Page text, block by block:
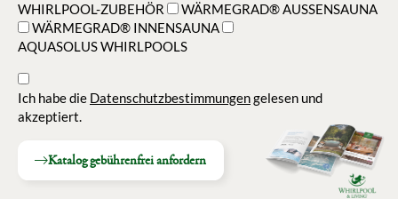
WHIRLPOOL-ZUBEHÖR
WÄRMEGRAD® AUSSENSAUNA
WÄRMEGRAD® INNENSAUNA
AQUASOLUS WHIRLPOOLS
Ich habe die Datenschutzbestimmungengelesen und
akzeptiert.
Katalog gebührenfrei anfordern